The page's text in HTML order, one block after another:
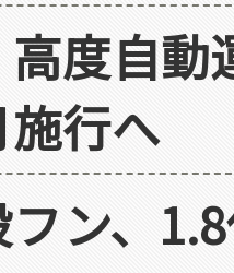
度自
行へ
ン、